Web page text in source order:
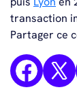
transaction
Partager ce